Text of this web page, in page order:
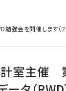
勉強会を開催します（
室主催